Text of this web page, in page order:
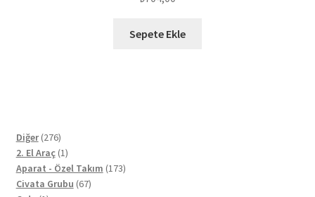
Sepete Ekle
Diğer 276276
ürün
2. El Araç 11
ürün
Aparat - Özel Takım 173173
Civata Grubu 6767